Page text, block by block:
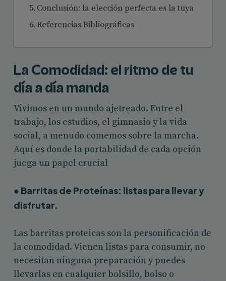
Conclusión: la elección perfecta es la tuya
Referencias Bibliográficas
La Comodidad: el ritmo de tu
día a día manda
Vivimos en un mundo ajetreado. Entre el
trabajo, los estudios, el gimnasio y la vida
social, a menudo comemos sobre la marcha.
Aquí es donde la portabilidad de cada opción
juega un papel crucial
● Barritas de Proteínas: listas para llevar y
disfrutar.
Las barritas proteicas son la personificación de
la comodidad. Vienen listas para consumir, no
necesitan ninguna preparación y puedes
llevarlas en cualquier bolsillo, bolso o